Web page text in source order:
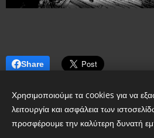
Share
Χρησιμοποιούμε τα cookies για να
λειτουργία και ασφάλεια των
προσφέρουμε την καλύτερη δυνατή